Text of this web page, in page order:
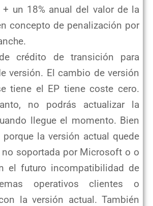
+ un 18% anual del valor de la
concepto de penalización por
crédito de transición para
versión. El cambio de versión
tiene el EP tiene coste cero.
no podrás actualizar la
llegue el momento. Bien
porque la versión actual quede
no soportada por Microsoft o o
el futuro incompatibilidad de
operativos clientes o
la versión actual. También